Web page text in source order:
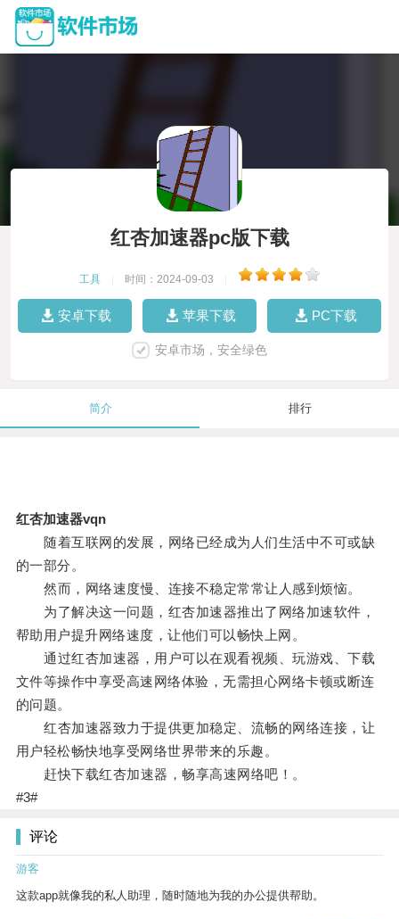
红杏加速器pc版下载
工具 时间：2024-09-03
安卓下载 苹果下载 PC下载
安卓市场，安全绿色
简介 排行
红杏加速器vqn
随着互联网的发展，网络已经成为人们生活中不可或缺
的一部分。
然而，网络速度慢、连接不稳定常常让人感到烦恼。
为了解决这一问题，红杏加速器推出了网络加速软件，
帮助用户提升网络速度，让他们可以畅快上网。
通过红杏加速器，用户可以在观看视频、玩游戏、下载
文件等操作中享受高速网络体验，无需担心网络卡顿或断连
的问题。
红杏加速器致力于提供更加稳定、流畅的网络连接，让
用户轻松畅快地享受网络世界带来的乐趣。
赶快下载红杏加速器，畅享高速网络吧！。
#3#
评论
游客
这款app就像我的私人助理，随时随地为我的办公提供帮助。